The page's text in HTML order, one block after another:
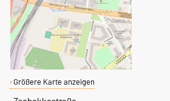
Größere Karte anzeigen